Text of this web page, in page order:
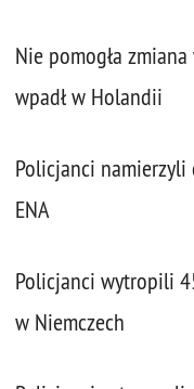
Nie pomogła
wpadł w Holandii
Policjanci namierzyli
ENA
Policjanci wytropili
w Niemczech